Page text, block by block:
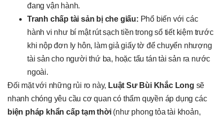
đang vận hành.
Tranh chấp tài sản bị che giấu: Phổ biến với các
hành vi như bí mật rút sạch tiền trong sổ tiết kiệm trước
khi nộp đơn ly hôn, làm giả giấy tờ để chuyển nhượng
tài sản cho người thứ ba, hoặc tẩu tán tài sản ra nước
ngoài.
Đối mặt với những rủi ro này, Luật Sư Bùi Khắc Long sẽ
nhanh chóng yêu cầu cơ quan có thẩm quyền áp dụng các
biện pháp khẩn cấp tạm thời(như phong tỏa tài khoản,